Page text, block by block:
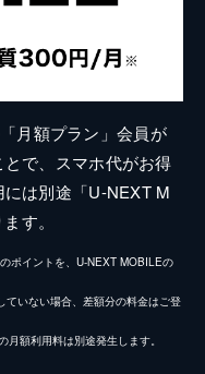
月額プラン」会員が
で、スマホ代がお得
は別途「U-NEXT M
す。
ポイントを、U-NEXT MOBILEの
ていない場合、差額分の料金はご登
額利用料は別途発生します。